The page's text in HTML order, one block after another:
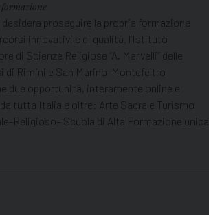
desidera proseguire la propria formazione
innovativi e di qualità, l’Istituto
di Scienze Religiose “A. Marvelli” delle
di Rimini e San Marino-Montefeltro
due opportunità, interamente online e
tutta Italia e oltre: Arte Sacra e Turismo
Religioso– Scuola di Alta Formazione unica